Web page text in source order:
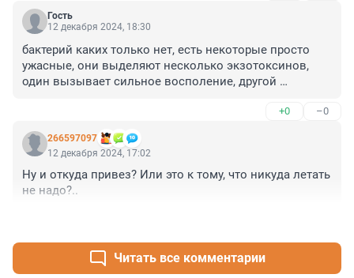
Гость
12 декабря 2024, 18:30
бактерий каких только нет, есть некоторые просто
ужасные, они выделяют несколько экзотоксинов,
один вызывает сильное восполение, другой
летальный, специально чтобы убить ещё живого
носителя, а потом сожрать, такой у сибирской язвы,
называется летальный антиген А, также пригибели
бактерий из них могут вытекать яды, но это уже
эндотоксины и другая история
+0 –0
266597097
12 декабря 2024, 17:02
Ну и откуда привез? Или это к тому, что никуда летать
не надо?..
Читать все комментарии